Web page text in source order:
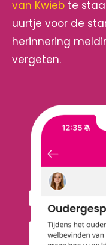
van Kwieb te
uurtje voor de
herinnering
vergeten.